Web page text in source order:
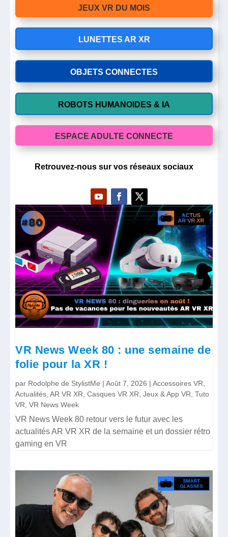
JEUX VR DU MOIS
LUNETTES AR XR
OBJETS CONNECTES
ROBOTS HUMANOIDES & IA
ESPACE ADULTE CONNECTE
Retrouvez-nous sur vos réseaux sociaux
VR News Week 80 : une semaine de
folie pour la XR !
par Rodolphe de StylistMe |Août 7, 2026 |Accessoires VR,
Actualités,AR VR XR,Casques VR XR,Jeux & App VR,Tuto
VR,VR News Week
VR News Week 80 retour vers le futur avec les
actualités AR VR XR de la semaine et un dossier rétro
gaming en VR